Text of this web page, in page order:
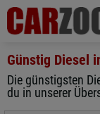
Günstig Diesel
Die günstigsten
du in unserer